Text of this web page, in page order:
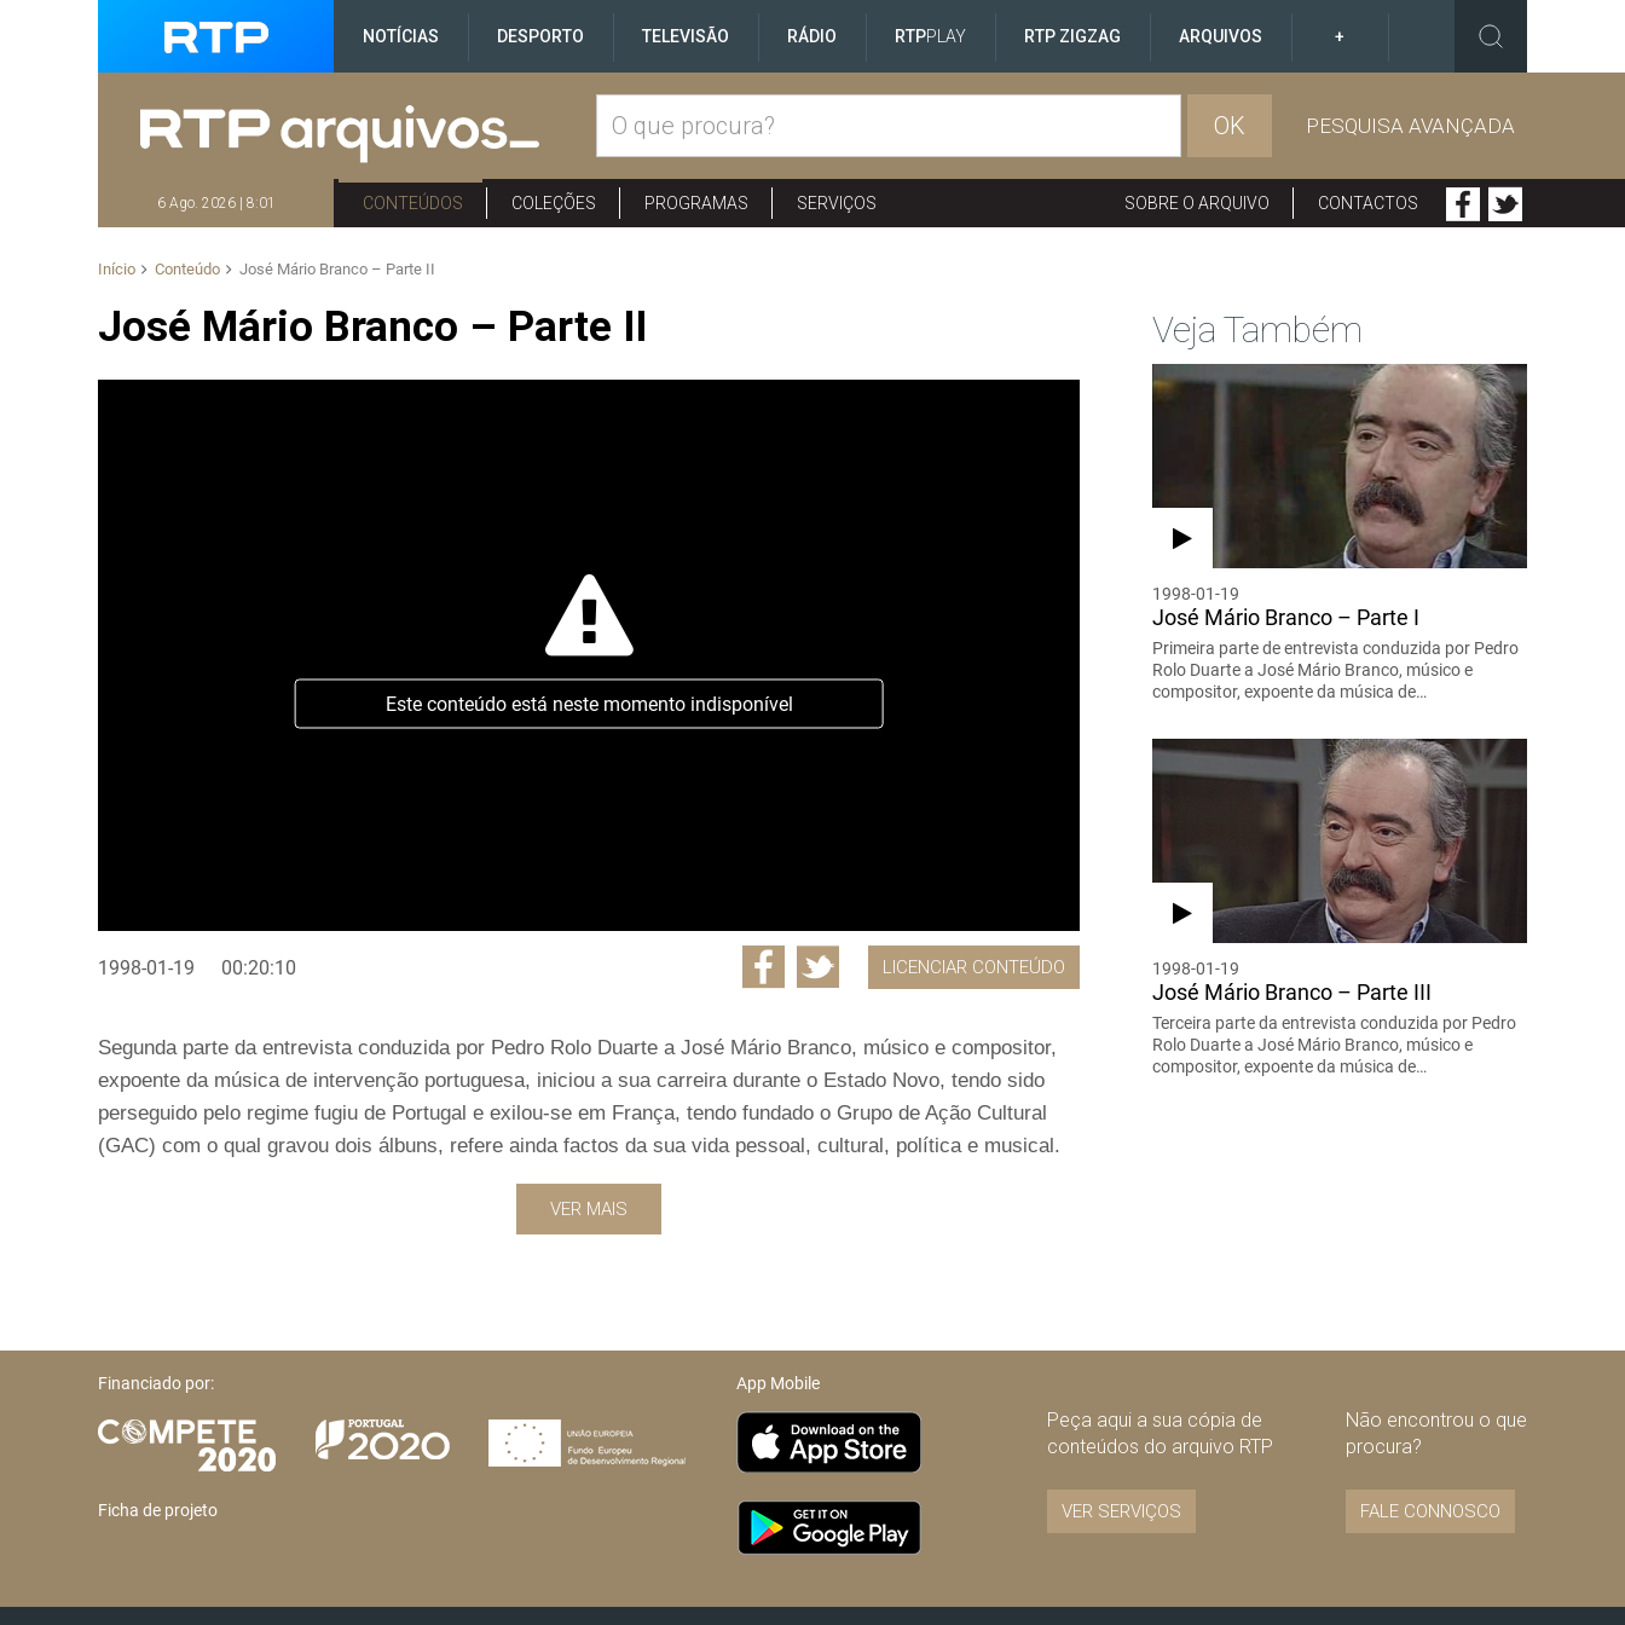
NOTÍCIAS DESPORTO TELEVISÃO RÁDIO RTPPLAY RTP ZIGZAG ARQUIVOS +
OK PESQUISA AVANÇADA
6 Ago. 2026 | 8:01 CONTEÚDOS COLEÇÕES PROGRAMAS SERVIÇOS SOBRE O ARQUIVO CONTACTOS
Início Conteúdo José Mário Branco – Parte II
José Mário Branco – Parte II
Este conteúdo está neste momento indisponível
1998-01-19 00:20:10 LICENCIAR CONTEÚDO
Segunda parte da entrevista conduzida por Pedro Rolo Duarte a José Mário Branco, músico e compositor,
expoente da música de intervenção portuguesa, iniciou a sua carreira durante o Estado Novo, tendo sido
perseguido pelo regime fugiu de Portugal e exilou-se em França, tendo fundado o Grupo de Ação Cultural
(GAC) com o qual gravou dois álbuns, refere ainda factos da sua vida pessoal, cultural, política e musical.
VER MAIS
Veja Também
1998-01-19
José Mário Branco – Parte I
Primeira parte de entrevista conduzida por Pedro
Rolo Duarte a José Mário Branco, músico e
compositor, expoente da música de…
1998-01-19
José Mário Branco – Parte III
Terceira parte da entrevista conduzida por Pedro
Rolo Duarte a José Mário Branco, músico e
compositor, expoente da música de…
Financiado por:
Ficha de projeto
App Mobile
Peça aqui a sua cópia de
conteúdos do arquivo RTP
VER SERVIÇOS
Não encontrou o que
procura?
FALE CONNOSCO